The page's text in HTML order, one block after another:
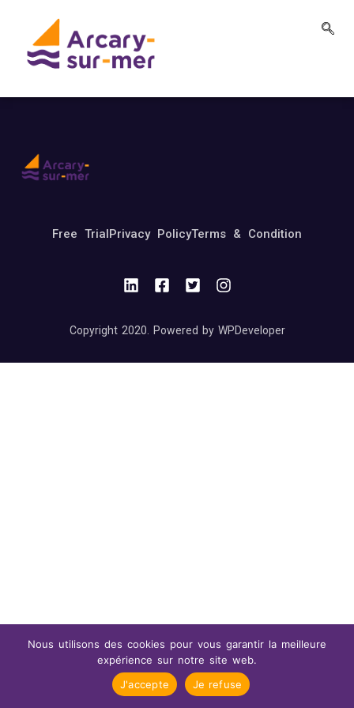
Free TrialPrivacy PolicyTerms & Condition
Copyright 2020. Powered by WPDeveloper
Nous utilisons des cookies pour vous garantir la meilleure
expérience sur notre site web.
J'accepte
Je refuse